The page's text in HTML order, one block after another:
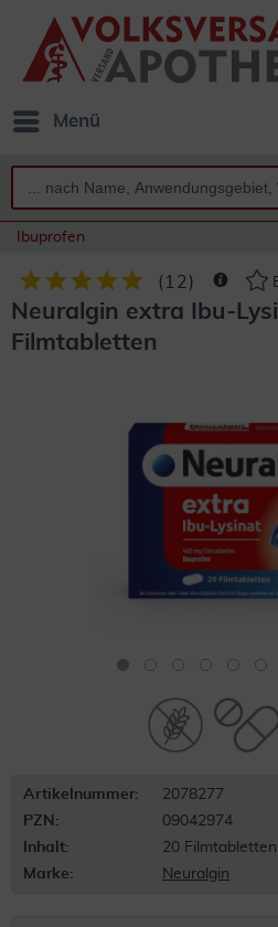
Menü
Ibuprofen
( 12 )
Neuralgin extra Ibu-
Filmtabletten
Artikelnummer:
2078277
PZN:
09042974
Inhalt:
20 Filmtabletten
Marke:
Neuralgin